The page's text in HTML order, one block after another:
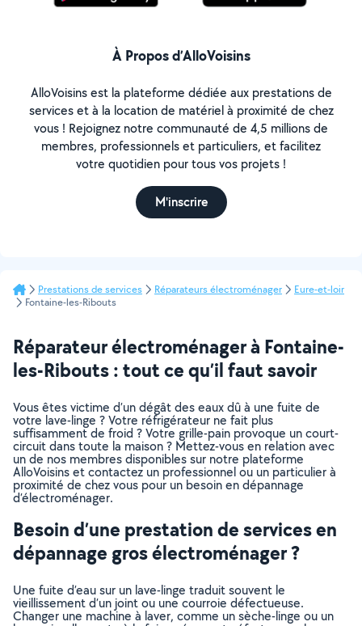
À Propos d’AlloVoisins
AlloVoisins est la plateforme dédiée aux prestations de
services et à la location de matériel à proximité de chez
vous ! Rejoignez notre communauté de 4,5 millions de
membres, professionnels et particuliers, et facilitez
votre quotidien pour tous vos projets !
M'inscrire
Prestations de services Réparateurs électroménager
Eure-et-loir
Fontaine-les-Ribouts
Réparateur électroménager à Fontaine-
les-Ribouts : tout ce qu’il faut savoir
Vous êtes victime d’un dégât des eaux dû à une fuite de
votre lave-linge ? Votre réfrigérateur ne fait plus
suffisamment de froid ? Votre grille-pain provoque un court-
circuit dans toute la maison ? Mettez-vous en relation avec
un de nos membres disponibles sur notre plateforme
AlloVoisins et contactez un professionnel ou un particulier à
proximité de chez vous pour un besoin en dépannage
d’électroménager.
Besoin d’une prestation de services en
dépannage gros électroménager ?
Une fuite d’eau sur un lave-linge traduit souvent le
vieillissement d’un joint ou une courroie défectueuse.
Changer une machine à laver, comme un sèche-linge ou un